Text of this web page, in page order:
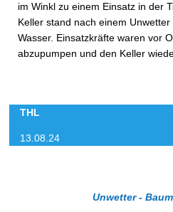
im Winkl zu einem Einsatz in der
Keller stand nach einem
Wasser. Einsatzkräfte waren vor
abzupumpen und den Keller
THL
13.08.24
Unwetter -